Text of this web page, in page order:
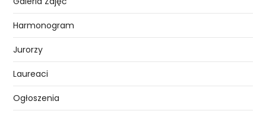
Harmonogram
Jurorzy
Laureaci
Ogłoszenia